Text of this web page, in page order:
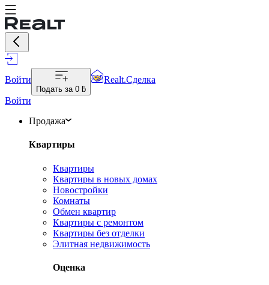
Войти
Подать за 0 ƃ
Realt.Сделка
Войти
Продажа
Квартиры
Квартиры
Квартиры в новых домах
Новостройки
Комнаты
Обмен квартир
Квартиры с ремонтом
Квартиры без отделки
Элитная недвижимость
Оценка